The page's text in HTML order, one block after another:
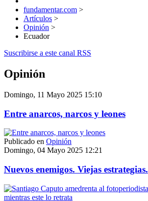
fundamentar.com >
Artículos >
Opinión >
Ecuador
Suscribirse a este canal RSS
Opinión
Domingo, 11 Mayo 2025 15:10
Entre anarcos, narcos y leones
Publicado en Opinión
Domingo, 04 Mayo 2025 12:21
Nuevos enemigos. Viejas estrategias.